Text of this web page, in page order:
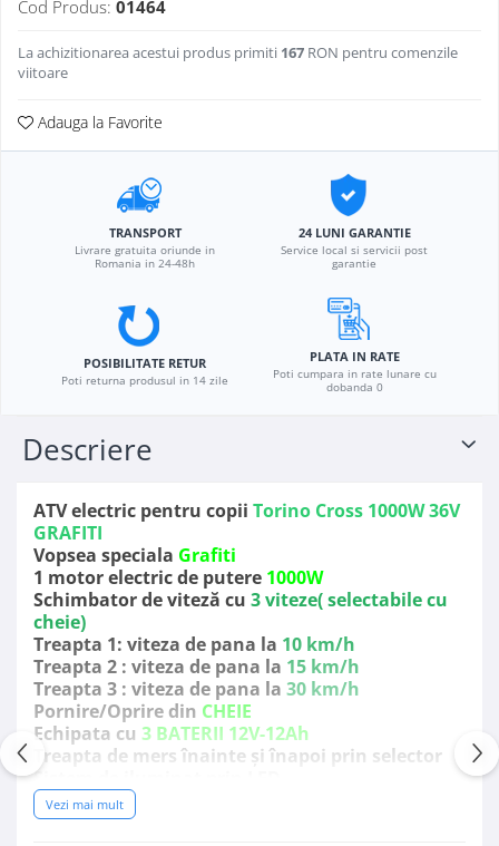
Cod Produs: 01464
La achizitionarea acestui produs primiti 167 RON pentru comenzile
viitoare
Adauga la Favorite
TRANSPORT
Livrare gratuita oriunde in
Romania in 24-48h
24 LUNI GARANTIE
Service local si servicii post
garantie
POSIBILITATE RETUR
Poti returna produsul in 14 zile
PLATA IN RATE
Poti cumpara in rate lunare cu
dobanda 0
Descriere
ATV electric pentru copii Torino Cross 1000W 36V
GRAFITI
Vopsea speciala Grafiti
1 motor electric de putere 1000W
Schimbator de viteză cu 3 viteze( selectabile cu
cheie)
Treapta 1: viteza de pana la 10 km/h
Treapta 2 : viteza de pana la 15 km/h
Treapta 3 : viteza de pana la 30 km/h
Pornire/Oprire din CHEIE
Echipata cu 3 BATERII 12V-12Ah
Treapta de mers înainte și înapoi prin selector
Sistem de iluminat prin LED
3 BATERII DETASABILE
Suport pentru bagaje fata + spate
Vezi mai mult